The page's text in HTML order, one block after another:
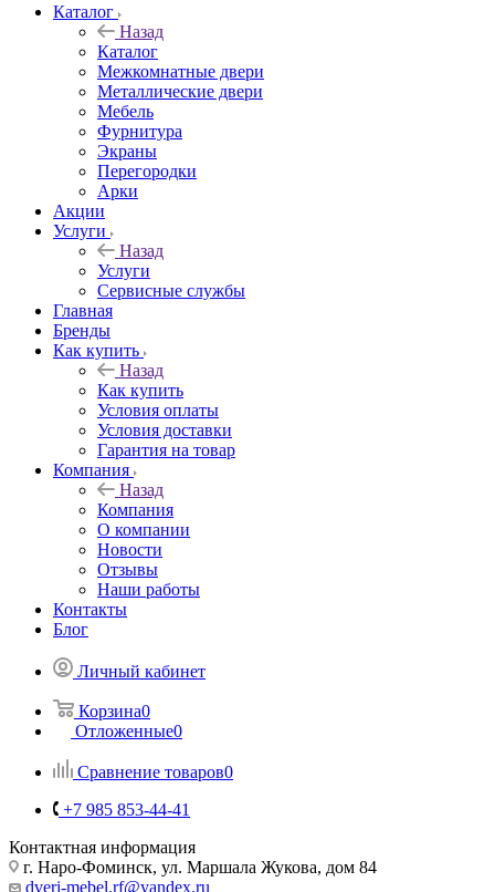
Каталог
Назад
Каталог
Межкомнатные двери
Металлические двери
Мебель
Фурнитура
Экраны
Перегородки
Арки
Акции
Услуги
Назад
Услуги
Сервисные службы
Главная
Бренды
Как купить
Назад
Как купить
Условия оплаты
Условия доставки
Гарантия на товар
Компания
Назад
Компания
О компании
Новости
Отзывы
Наши работы
Контакты
Блог
Личный кабинет
Корзина0
Отложенные0
Сравнение товаров0
+7 985 853-44-41
Контактная информация
г. Наро-Фоминск, ул. Маршала Жукова, дом 84
dveri-mebel.rf@yandex.ru